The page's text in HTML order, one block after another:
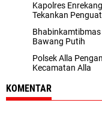
Kapolres
Tekankan
Bhabinkamtibmas
Bawang Putih
Polsek Alla
Kecamatan Alla
KOMENTAR